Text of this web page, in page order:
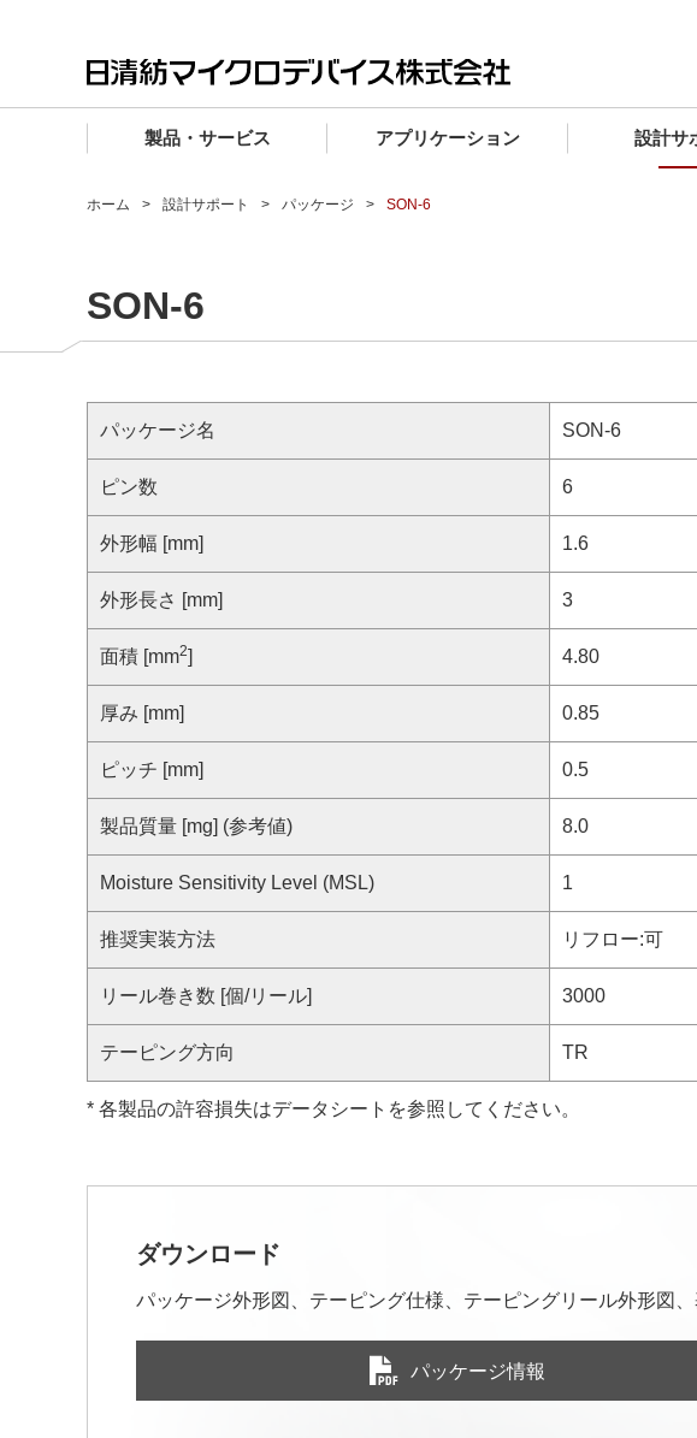
製品・サービス
マイクロ波製品
ファウンドリサービス
クロスリファレンス検索
アプリケーション
車載機器向けIC
産業機器向けIC
マイクロ波
設計サ
マイクロ波製品
あなたの設計に合わせたサポートコンテンツ
電子デバイス製品
マイクロ波製品
マイクロ波製品
企業理念
会社概要
事業拠点・関連会社
サステナビリティ
コンプライアンス通報窓口
ホーム 設計サポート パッケージ SON-6
SON-6
パッケージ名 SON-6
ピン数 6
外形幅 [mm] 1.6
外形長さ [mm] 3
面積 [mm2] 4.80
厚み [mm] 0.85
ピッチ [mm] 0.5
製品質量 [mg] (参考値) 8.0
Moisture Sensitivity Level (MSL) 1
推奨実装方法 リフロー:可
リール巻き数 [個/リール] 3000
テーピング方向 TR
* 各製品の許容損失はデータシートを参照してください。
ダウンロード
パッケージ外形図、テーピング仕様、テーピングリール外形図
パッケージ情報